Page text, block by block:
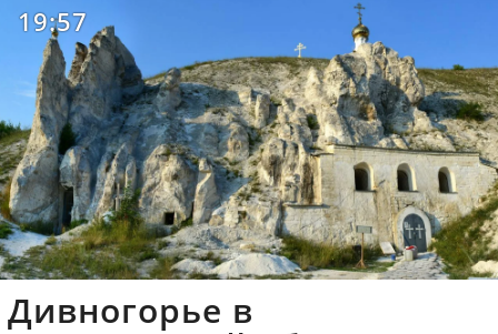
19:57
Дивногорье в